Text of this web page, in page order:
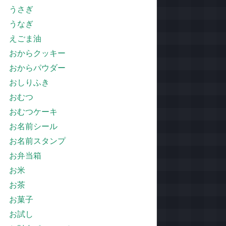
うさぎ
うなぎ
えごま油
おからクッキー
おからパウダー
おしりふき
おむつ
おむつケーキ
お名前シール
お名前スタンプ
お弁当箱
お米
お茶
お菓子
お試し